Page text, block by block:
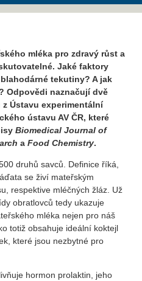
mléka pro zdravý růst a
Jaké faktory
tekutiny? A jak
Odpovědi naznačují dvě
Ústavu experimentální
ústavu AV ČR, které
Biomedical Journal of
a Food Chemistry.
druhů savců. Definice říká,
se živí mateřským
respektive mléčných žláz. Už
obratlovců tedy ukazuje
mléka nejen pro náš
totiž obsahuje ideální koktejl
které jsou nezbytné pro
hormon prolaktin, jeho